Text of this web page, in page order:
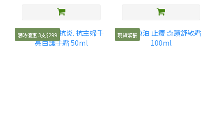
限時優惠 3支$299 現貨緊張